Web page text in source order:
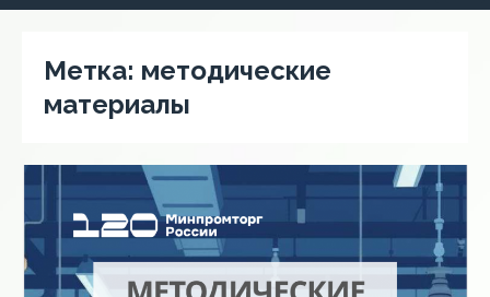
Метка: методические
материалы